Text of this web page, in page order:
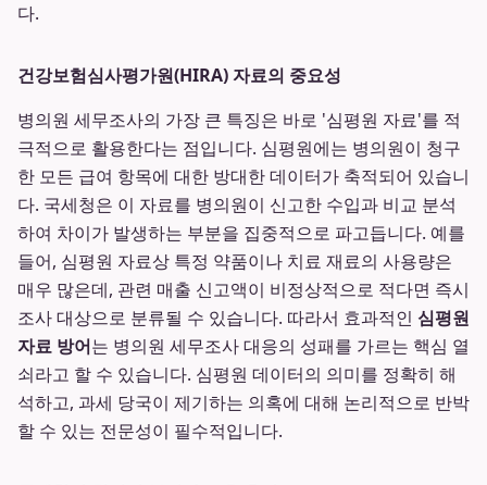
다.
건강보험심사평가원(HIRA) 자료의 중요성
병의원 세무조사의 가장 큰 특징은 바로 '심평원 자료'를 적
극적으로 활용한다는 점입니다. 심평원에는 병의원이 청구
한 모든 급여 항목에 대한 방대한 데이터가 축적되어 있습니
다. 국세청은 이 자료를 병의원이 신고한 수입과 비교 분석
하여 차이가 발생하는 부분을 집중적으로 파고듭니다. 예를
들어, 심평원 자료상 특정 약품이나 치료 재료의 사용량은
매우 많은데, 관련 매출 신고액이 비정상적으로 적다면 즉시
조사 대상으로 분류될 수 있습니다. 따라서 효과적인 심평원
자료 방어는 병의원 세무조사 대응의 성패를 가르는 핵심 열
쇠라고 할 수 있습니다. 심평원 데이터의 의미를 정확히 해
석하고, 과세 당국이 제기하는 의혹에 대해 논리적으로 반박
할 수 있는 전문성이 필수적입니다.